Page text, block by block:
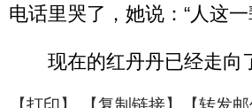
电话里哭了，她说：“人这
现在的红丹丹已经走向